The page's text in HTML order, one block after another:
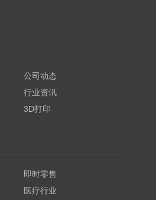
公司动态
行业资讯
3D打印
即时零售
医疗行业